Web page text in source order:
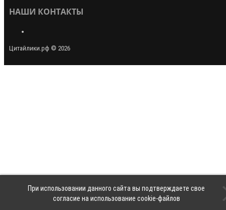
При использовании данного сайта вы подтверждаете свое
согласие на использование cookie-файлов
НАШИ КОНТАКТЫ
Цитайлики.рф © 2026